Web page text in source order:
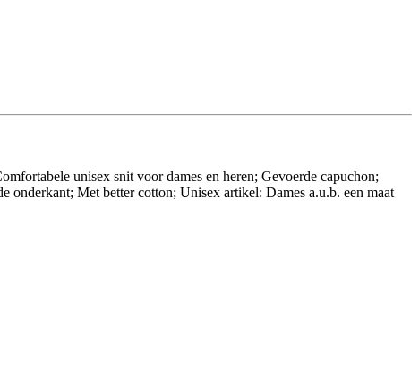
unisex snit voor dames en heren; Gevoerde capuchon;
onderkant; Met better cotton; Unisex artikel: Dames a.u.b. een maat